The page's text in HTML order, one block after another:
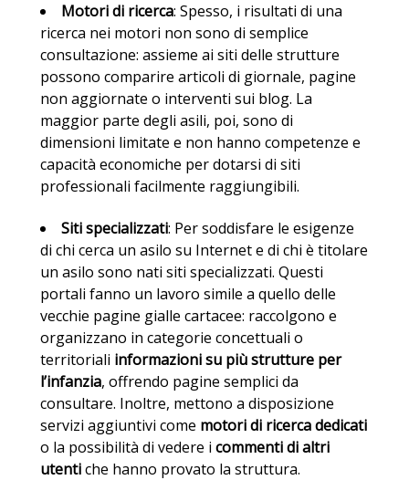
Motori di ricerca: Spesso, i risultati di una
ricerca nei motori non sono di semplice
consultazione: assieme ai siti delle strutture
possono comparire articoli di giornale, pagine
non aggiornate o interventi sui blog. La
maggior parte degli asili, poi, sono di
dimensioni limitate e non hanno competenze e
capacità economiche per dotarsi di siti
professionali facilmente raggiungibili.
Siti specializzati: Per soddisfare le esigenze
di chi cerca un asilo su Internet e di chi è titolare
un asilo sono nati siti specializzati. Questi
portali fanno un lavoro simile a quello delle
vecchie pagine gialle cartacee: raccolgono e
organizzano in categorie concettuali o
territoriali informazioni su più strutture per
l’infanzia, offrendo pagine semplici da
consultare. Inoltre, mettono a disposizione
servizi aggiuntivi come motori di ricerca dedicati
o la possibilità di vedere i commenti di altri
utentiche hanno provato la struttura.